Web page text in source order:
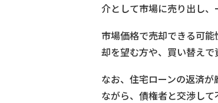
介として市場に売り出し、
市場価格で売却できる可
却を望む方や、買い替えで
なお、住宅ローンの返済
ながら、債権者と交渉し